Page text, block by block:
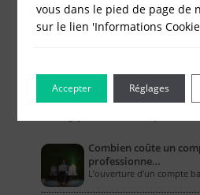
Combien coûte un
professionne…
L’ouverture d’un compte
vous dans le pied de page de
sur le lien 'Informations
Accepter Réglages